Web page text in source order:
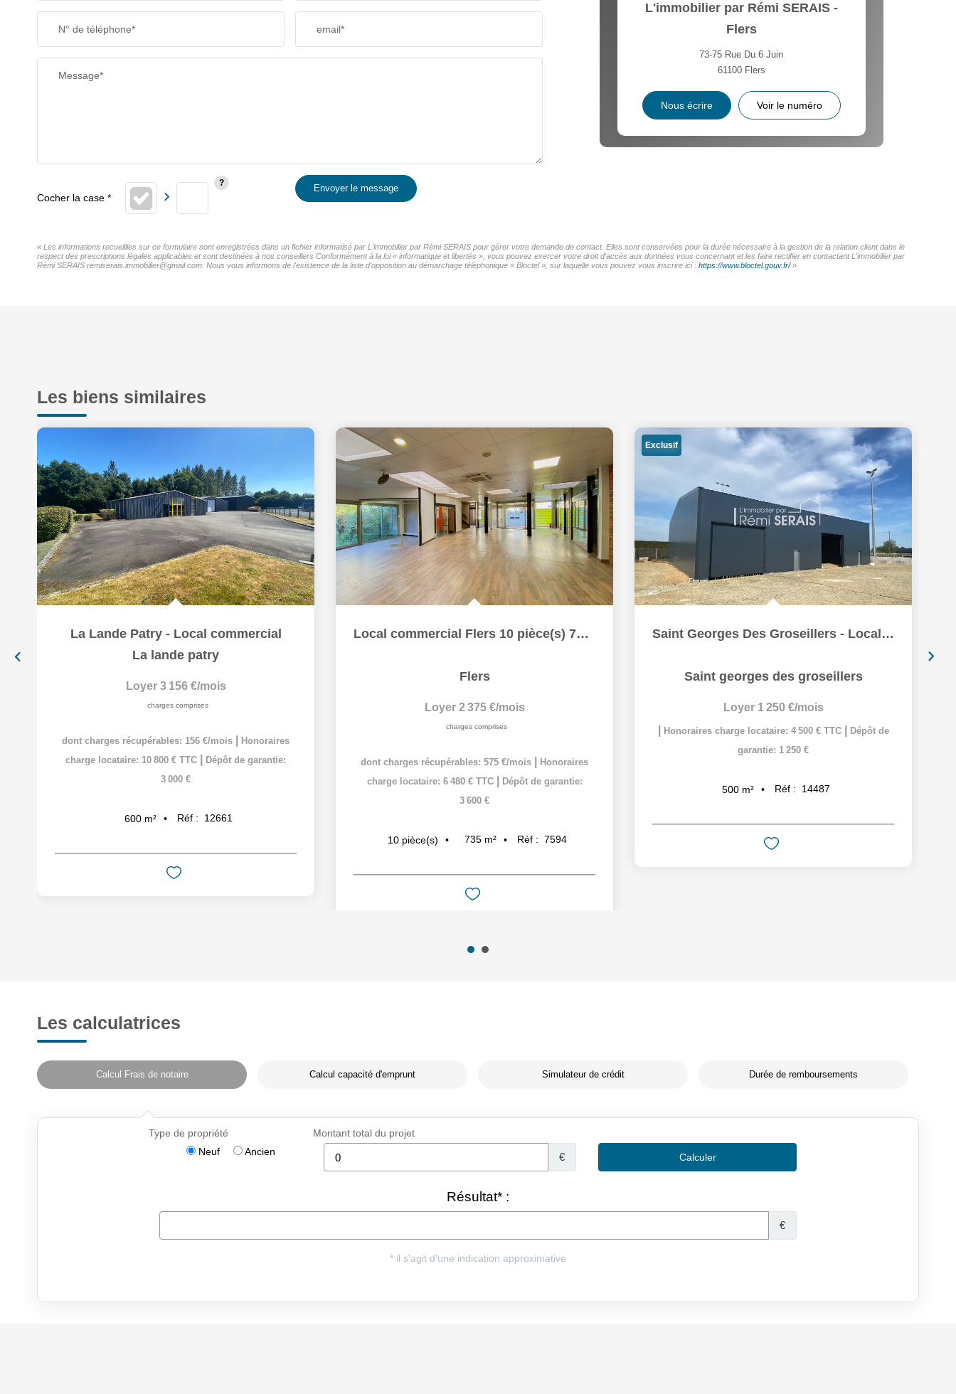
N° de téléphone* email*
Message*
Envoyer le message
L'immobilier par Rémi SERAIS -
Flers
73-75 Rue Du 6 Juin
61100 Flers
Nous écrire Voir le numéro
« Les informations recueillies sur ce formulaire sont enregistrées dans un fichier informatisé par L'immobilier par Rémi SERAIS pour gérer votre demande de contact. Elles sont conservées pour la durée nécessaire à la gestion de la relation client dans le
respect des prescriptions légales applicables et sont destinées à nos conseillers Conformément à la loi « informatique et libertés », vous pouvez exercer votre droit d'accès aux données vous concernant et les faire rectifier en contactant L'immobilier par
Rémi SERAIS remiserais.immobilier@gmail.com. Nous vous informons de l'existence de la liste d'opposition au démarchage téléphonique « Bloctel », sur laquelle vous pouvez vous inscrire ici : https://www.bloctel.gouv.fr/»
Les biens similaires
La Lande Patry - Local commercial
La lande patry
Loyer 3 156 €/mois
charges comprises
dont charges récupérables: 156 €/mois
Honoraires
charge locataire: 10 800 € TTC
Dépôt de garantie:
3 000 €
600 m² Réf : 12661
Local commercial Flers 10 pièce(s) 735 m2
Flers
Loyer 2 375 €/mois
charges comprises
dont charges récupérables: 575 €/mois
Honoraires
charge locataire: 6 480 € TTC
Dépôt de garantie:
3 600 €
10 pièce(s) 735 m² Réf : 7594
Exclusif
Saint Georges Des Groseillers - Local commercial divisible
Saint georges des groseillers
Loyer 1 250 €/mois
Honoraires charge locataire: 4 500 € TTC
Dépôt de
garantie: 1 250 €
500 m² Réf : 14487
Les calculatrices
Calcul Frais de notaire Calcul capacité d'emprunt Simulateur de crédit Durée de remboursements